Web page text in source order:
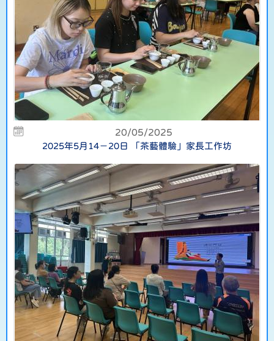
20/05/2025
2025年5月14－20日 「茶藝體驗」家長工作坊